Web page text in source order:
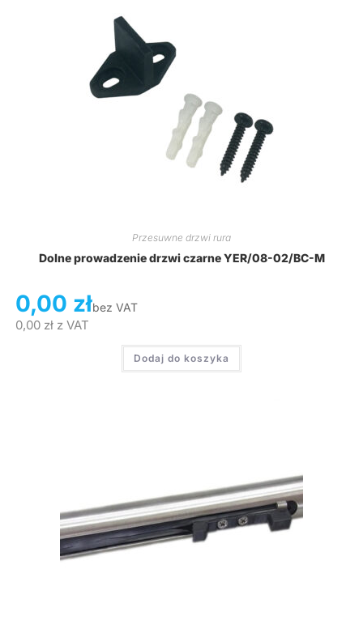
Przesuwne drzwi rura
Dolne prowadzenie drzwi czarne YER/08-02/BC-M
0,00 złbez VAT
0,00 złz VAT
Dodaj do koszyka